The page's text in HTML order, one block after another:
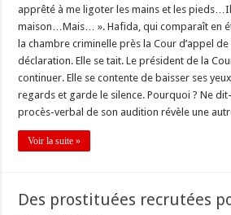
apprêté à me ligoter les mains et les
maison…Mais… ». Hafida, qui comparaît en
la chambre criminelle près la Cour d’appel
déclaration. Elle se tait. Le président de la
continuer. Elle se contente de baisser ses
regards et garde le silence. Pourquoi ? Ne
procès-verbal de son audition révèle une
Voir la suite »
Des prostituées recrutées